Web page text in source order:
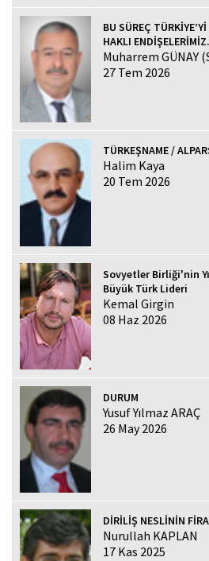
BU SÜREÇ
HAKLI
Muharrem GÜNAY
27 Tem 2026
TÜRKEŞNAME /
Halim Kaya
20 Tem 2026
Sovyetler Birliği'nin
Büyük Türk Lideri
Kemal Girgin
08 Haz 2026
DURUM
Yusuf Yılmaz ARAÇ
26 May 2026
DİRİLİŞ NESLİNİN
Nurullah KAPLAN
17 Kas 2025